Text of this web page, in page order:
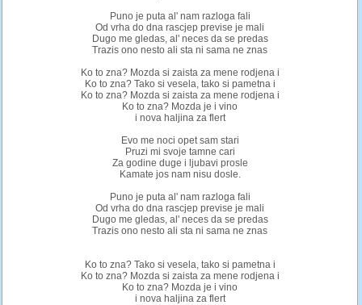
Puno je puta al' nam razloga fali
Od vrha do dna rascjep previse je mali
Dugo me gledas, al' neces da se predas
Trazis ono nesto ali sta ni sama ne znas
Ko to zna? Mozda si zaista za mene rodjena i
Ko to zna? Tako si vesela, tako si pametna i
Ko to zna? Mozda si zaista za mene rodjena i
Ko to zna? Mozda je i vino
i nova haljina za flert
Evo me noci opet sam stari
Pruzi mi svoje tamne cari
Za godine duge i ljubavi prosle
Kamate jos nam nisu dosle.
Puno je puta al' nam razloga fali
Od vrha do dna rascjep previse je mali
Dugo me gledas, al' neces da se predas
Trazis ono nesto ali sta ni sama ne znas
Ko to zna? Tako si vesela, tako si pametna i
Ko to zna? Mozda si zaista za mene rodjena i
Ko to zna? Mozda je i vino
i nova haljina za flert